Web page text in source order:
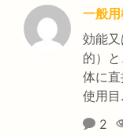
一般
効能
的）
体に
使用目
2